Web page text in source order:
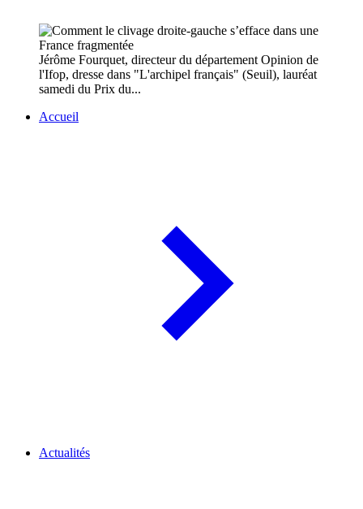
Jérôme Fourquet, directeur du département Opinion de
l'Ifop, dresse dans "L'archipel français" (Seuil), lauréat
samedi du Prix du...
Accueil
Actualités